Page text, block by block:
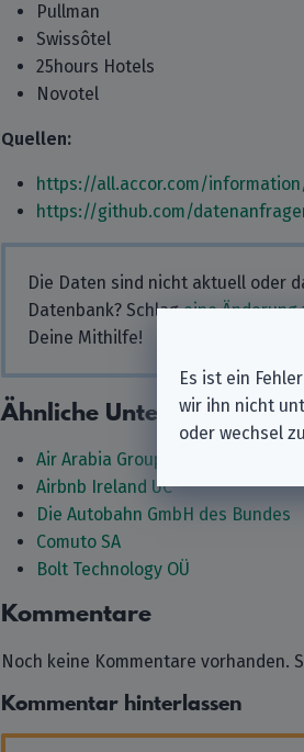
Pullman
Swissôtel
25hours Hotels
Novotel
Quellen:
https://all.accor.com/
https://github.com/
Die Daten sind nicht aktuell oder
Datenbank? Schlageine
Deine Mithilfe!
Ähnliche Unternehmen
Air Arabia Group
Airbnb Ireland UC
Die Autobahn GmbH des Bundes
Comuto SA
Bolt Technology OÜ
Kommentare
Noch keine Kommentare vorhanden.
Kommentar hinterlassen
Es ist ein
wir ihn nicht
oder wechsel